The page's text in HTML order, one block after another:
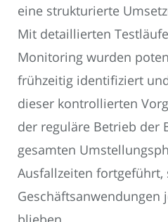
eine strukturierte
Mit detaillierten
Monitoring wurden
frühzeitig identifiziert
dieser kontrollierten
der reguläre Betrieb der
gesamten
Ausfallzeiten fortgeführt,
Geschäftsanwendungen